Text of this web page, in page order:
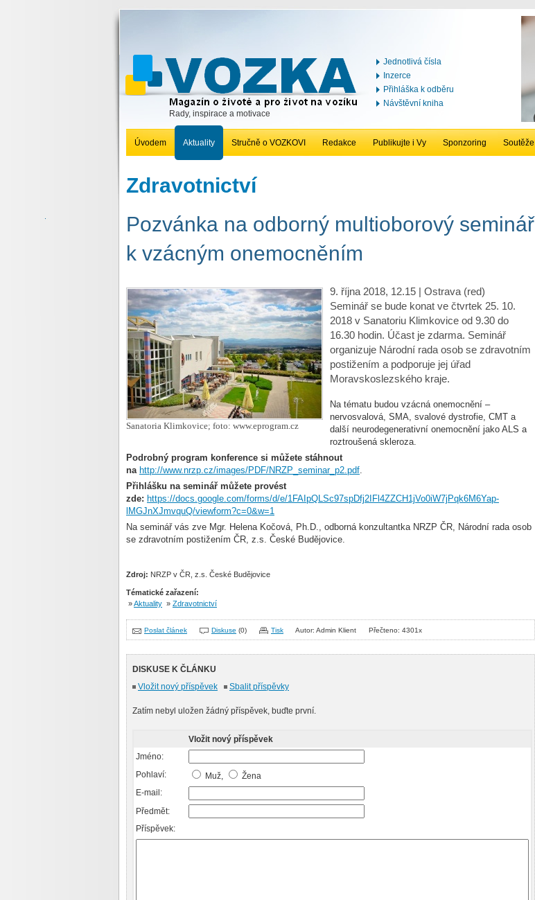
Rady, inspirace a motivace
Jednotlivá čísla
Inzerce
Přihláška k odběru
Návštěvní kniha
Úvodem Aktuality Stručně o VOZKOVI Redakce Publikujte i Vy Sponzoring Soutěže
Zdravotnictví
Pozvánka na odborný multioborový seminář
k vzácným onemocněním
Sanatoria Klimkovice; foto: www.eprogram.cz
9. října 2018, 12.15 | Ostrava (red)
Seminář se bude konat ve čtvrtek 25. 10.
2018 v Sanatoriu Klimkovice od 9.30 do
16.30 hodin. Účast je zdarma. Seminář
organizuje Národní rada osob se zdravotním
postižením a podporuje jej úřad
Moravskoslezského kraje.
Na tématu budou vzácná onemocnění –
nervosvalová, SMA, svalové dystrofie, CMT a
další neurodegenerativní onemocnění jako ALS a
roztroušená skleroza.
Podrobný program konference si můžete stáhnout
na http://www.nrzp.cz/images/PDF/NRZP_seminar_p2.pdf.
Přihlášku na seminář můžete provést
zde: https://docs.google.com/forms/d/e/1FAIpQLSc97spDfj2IFl4ZZCH1jVo0iW7jPqk6M6Yap-
lMGJnXJmvquQ/viewform?c=0&w=1
Na seminář vás zve Mgr. Helena Kočová, Ph.D., odborná konzultantka NRZP ČR, Národní rada osob
se zdravotním postižením ČR, z.s. České Budějovice.
Zdroj: NRZP v ČR, z.s. České Budějovice
Tématické zařazení:
»Aktuality » Zdravotnictví
Poslat článek Diskuse (0) Tisk Autor: Admin Klient Přečteno: 4301x
DISKUSE K ČLÁNKU
Vložit nový příspěvek
Sbalit příspěvky
Zatím nebyl uložen žádný příspěvek, buďte první.
Vložit nový příspěvek
Jméno:
Pohlaví:
Muž,
Žena
E-mail:
Předmět:
Příspěvek: